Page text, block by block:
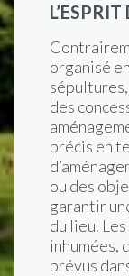
organisé
des
précis en
ou des
garantir
du lieu.
inhumées,
prévus